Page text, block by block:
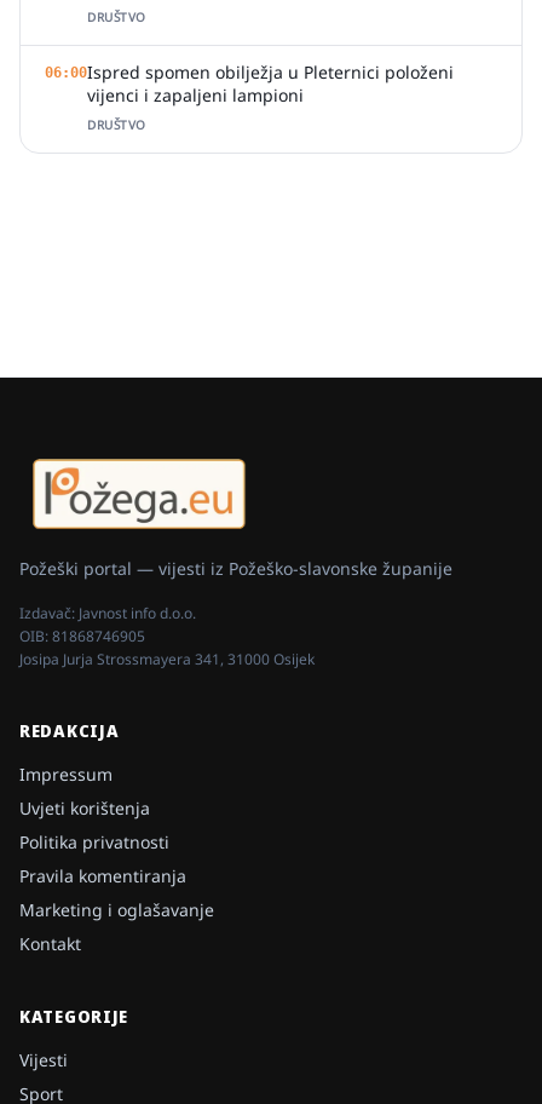
DRUŠTVO
06:00Ispred spomen obilježja u Pleternici položeni
vijenci i zapaljeni lampioni
DRUŠTVO
Požeški portal — vijesti iz Požeško-slavonske županije
Izdavač: Javnost info d.o.o.
OIB:81868746905
Josipa Jurja Strossmayera 341, 31000 Osijek
REDAKCIJA
Impressum
Uvjeti korištenja
Politika privatnosti
Pravila komentiranja
Marketing i oglašavanje
Kontakt
KATEGORIJE
Vijesti
Sport